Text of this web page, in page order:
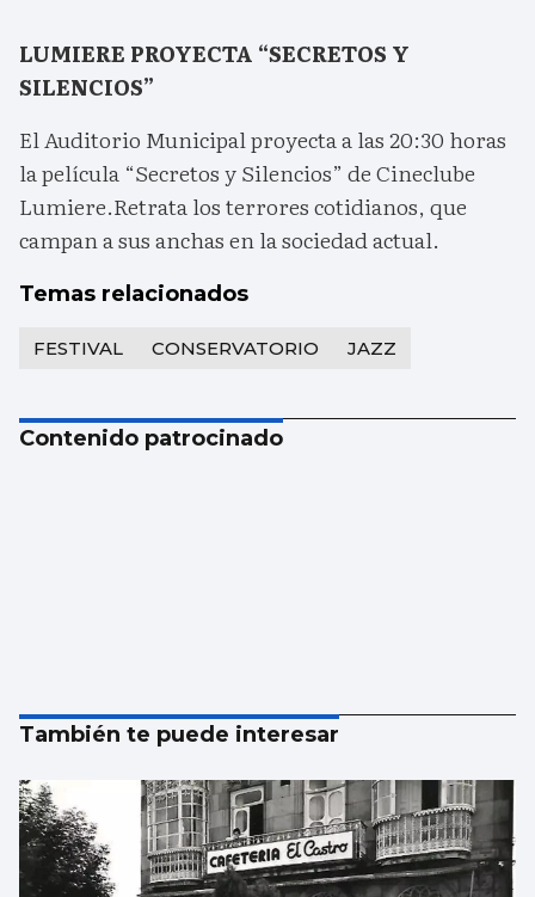
LUMIERE PROYECTA “SECRETOS Y
SILENCIOS”
El Auditorio Municipal proyecta a las 20:30 horas
la película “Secretos y Silencios” de Cineclube
Lumiere.Retrata los terrores cotidianos, que
campan a sus anchas en la sociedad actual.
Temas relacionados
FESTIVAL CONSERVATORIO JAZZ
Contenido patrocinado
También te puede interesar